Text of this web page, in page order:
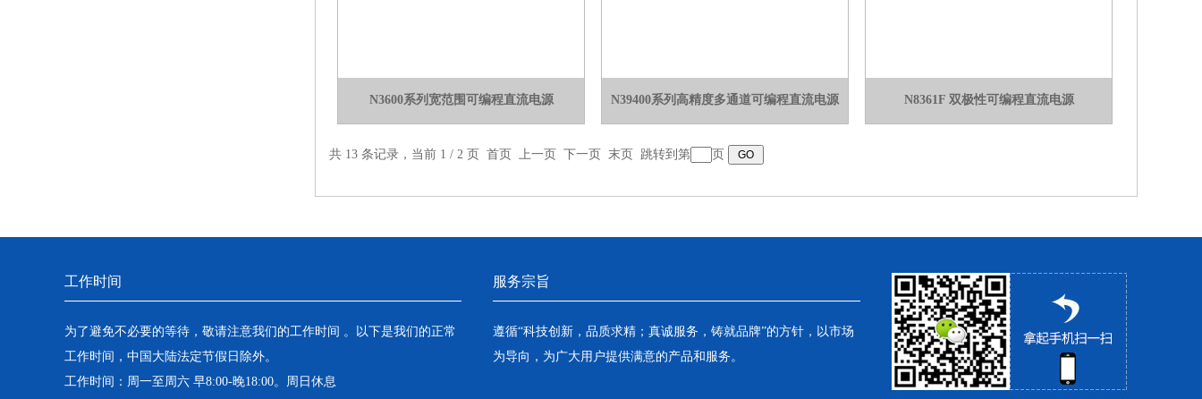
N3600系列宽范围可编程直流电源 N39400系列高精度多通道可编程直流电源 N8361F 双极性可编程直流电源
共 13 条记录，当前 1 / 2 页 首页 上一页 下一页 末页 跳转到第 页
工作时间
为了避免不必要的等待，敬请注意我们的工作时间 。以下是我们的正常
工作时间，中国大陆法定节假日除外。
工作时间：周一至周六 早8:00-晚18:00。周日休息
服务宗旨
遵循“科技创新，品质求精；真诚服务，铸就品牌”的方针，以市场
为导向，为广大用户提供满意的产品和服务。